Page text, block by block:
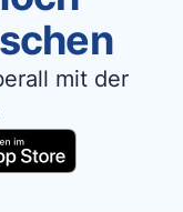
mit der